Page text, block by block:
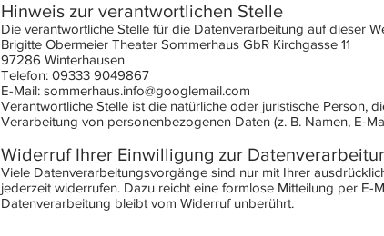
Hinweis zur verantwortlichen Stelle
Die verantwortliche Stelle für die Datenverarbeitung auf dieser
Brigitte Obermeier Theater Sommerhaus GbR Kirchgasse 11
97286 Winterhausen
Telefon: 09333 9049867
E-Mail: sommerhaus.info@googlemail.com
Verantwortliche Stelle ist die natürliche oder juristische Person,
Verarbeitung von personenbezogenen Daten (z. B. Namen, E-
Widerruf Ihrer Einwilligung zur
Viele Datenverarbeitungsvorgänge sind nur mit Ihrer
jederzeit widerrufen. Dazu reicht eine formlose Mitteilung per
Datenverarbeitung bleibt vom Widerruf unberührt.